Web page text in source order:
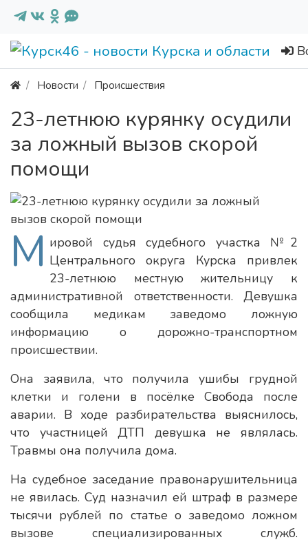
Новости Происшествия
23-летнюю курянку осудили
за ложный вызов скорой
помощи
М ировой судья судебного участка №2
Центрального округа Курска привлек
23-летнюю местную жительницу к
административной ответственности. Девушка
сообщила медикам заведомо ложную
информацию о дорожно-транспортном
происшествии.
Она заявила, что получила ушибы грудной
клетки и голени в посёлке Свобода после
аварии. В ходе разбирательства выяснилось,
что участницей ДТП девушка не являлась.
Травмы она получила дома.
На судебное заседание правонарушительница
не явилась. Суд назначил ей штраф в размере
тысячи рублей по статье о заведомо ложном
вызове специализированных служб.